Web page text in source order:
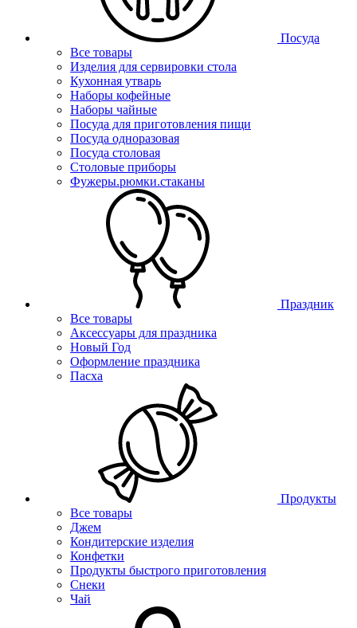
Посуда
Все товары
Изделия для сервировки стола
Кухонная утварь
Наборы кофейные
Наборы чайные
Посуда для приготовления пищи
Посуда одноразовая
Посуда столовая
Столовые приборы
Фужеры.рюмки.стаканы
Праздник
Все товары
Аксессуары для праздника
Новый Год
Оформление праздника
Пасха
Продукты
Все товары
Джем
Кондитерские изделия
Конфетки
Продукты быстрого приготовления
Снеки
Чай